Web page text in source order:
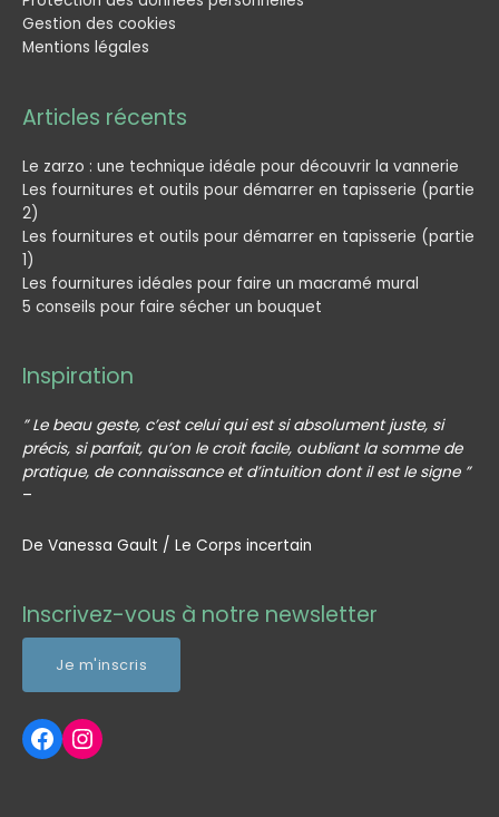
Gestion des cookies
Mentions légales
Articles récents
Le zarzo : une technique idéale pour découvrir la vannerie
Les fournitures et outils pour démarrer en tapisserie (partie
2)
Les fournitures et outils pour démarrer en tapisserie (partie
1)
Les fournitures idéales pour faire un macramé mural
5 conseils pour faire sécher un bouquet
Inspiration
” Le beau geste, c’est celui qui est si absolument juste, si
précis, si parfait, qu’on le croit facile, oubliant la somme de
pratique, de connaissance et d’intuition dont il est le signe ”
–
De Vanessa Gault / Le Corps incertain
Inscrivez-vous à notre newsletter
Je m'inscris
Profil Facebook Artisanatek
Profil Instagram Artisanatek